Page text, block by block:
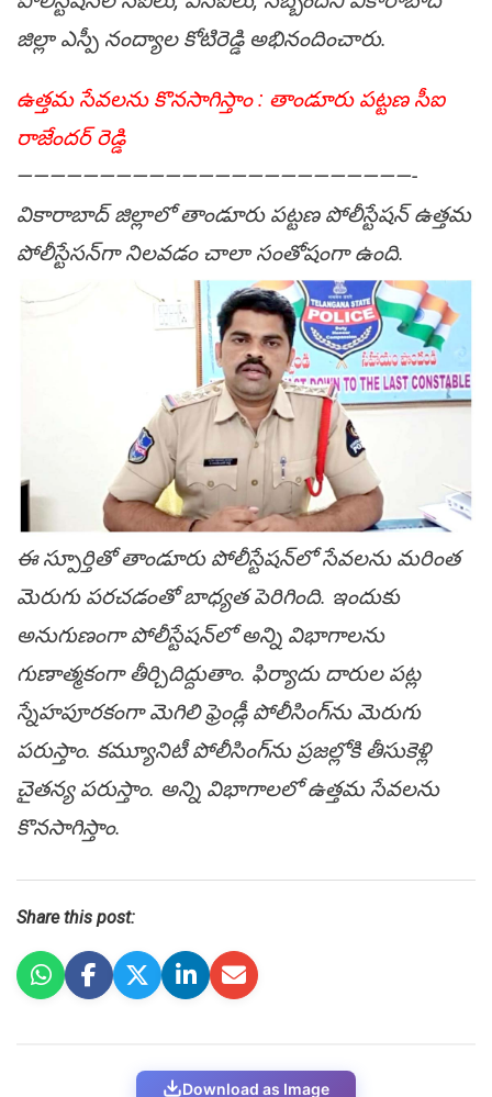
జిల్లా ఎస్పీ నంద్యాల కోటిరెడ్డి అభినందించారు.
ఉత్త‌మ సేవ‌ల‌ను కొన‌సాగిస్తాం : తాండూరు ప‌ట్ట‌ణ సీఐ
రాజేంద‌ర్ రెడ్డి
————————————————————————-
వికారాబాద్ జిల్లాలో తాండూరు ప‌ట్ట‌ణ పోలీస్టేష‌న్ ఉత్తమ
పోలీస్టేస‌న్‌గా నిలవ‌డం చాలా సంతోషంగా ఉంది.
ఈ స్పూర్తితో తాండూరు పోలీస్టేష‌న్‌లో సేవ‌ల‌ను మ‌రింత
మెరుగు ప‌రచ‌డంతో బాధ్య‌త పెరిగింది. ఇందుకు
అనుగుణంగా పోలీస్టేష‌న్‌లో అన్ని విభాగాల‌ను
గుణాత్మ‌కంగా తీర్చిదిద్దుతాం. ఫిర్యాదు దారుల ప‌ట్ల
స్నేహ‌పూర‌కంగా మెగిలి ఫ్రెండ్లీ పోలీసింగ్‌ను మెరుగు
ప‌రుస్తాం. క‌మ్యూనిటీ పోలీసింగ్‌ను ప్ర‌జ‌ల్లోకి తీసుకెళ్లి
చైత‌న్య ప‌రుస్తాం. అన్ని విభాగాల‌లో ఉత్త‌మ సేవ‌ల‌ను
కొన‌సాగిస్తాం.
Share this post:
Download as Image